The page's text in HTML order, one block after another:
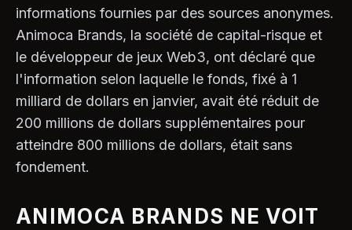
informations fournies par des sources anonymes.
Animoca Brands, la société de capital-risque et
le développeur de jeux Web3, ont déclaré que
l'information selon laquelle le fonds, fixé à 1
milliard de dollars en janvier, avait été réduit de
200 millions de dollars supplémentaires pour
atteindre 800 millions de dollars, était sans
fondement.
ANIMOCA BRANDS NE VOIT